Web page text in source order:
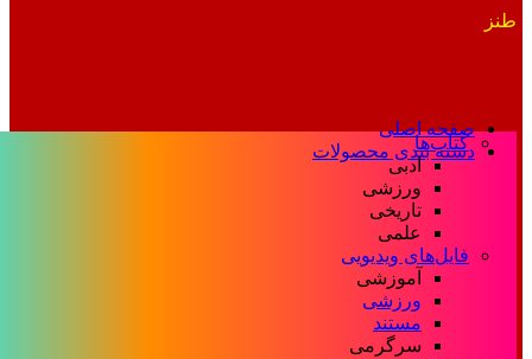
طنز
صفحه اصلی
دسته بندی محصولات
کتاب‌ها
ادبی
ورزشی
تاریخی
علمی
فایل‌های ویدیویی
آموزشی
ورزشی
مستند
سرگرمی